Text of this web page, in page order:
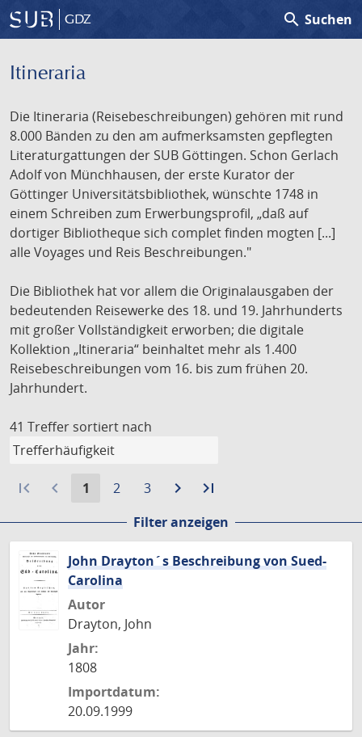
GDZ search Suchen
Itineraria
Die Itineraria (Reisebeschreibungen) gehören mit rund
8.000 Bänden zu den am aufmerksamsten gepflegten
Literaturgattungen der SUB Göttingen. Schon Gerlach
Adolf von Münchhausen, der erste Kurator der
Göttinger Universitätsbibliothek, wünschte 1748 in
einem Schreiben zum Erwerbungsprofil, „daß auf
dortiger Bibliotheque sich complet finden mogten [...]
alle Voyages und Reis Beschreibungen."
Die Bibliothek hat vor allem die Originalausgaben der
bedeutenden Reisewerke des 18. und 19. Jahrhunderts
mit großer Vollständigkeit erworben; die digitale
Kollektion „Itineraria“ beinhaltet mehr als 1.400
Reisebeschreibungen vom 16. bis zum frühen 20.
Jahrhundert.
41 Treffer sortiert nach
first_page navigate_before
Aktuelle
1
Gehe
Seite
2
Gehe
Seite
3 navigate_next
Zur
Seite
last_page
Seite
Filter anzeigen
John Drayton´s Beschreibung von Sued-
Carolina
Autor
Drayton, John
Jahr:
1808
Importdatum:
20.09.1999